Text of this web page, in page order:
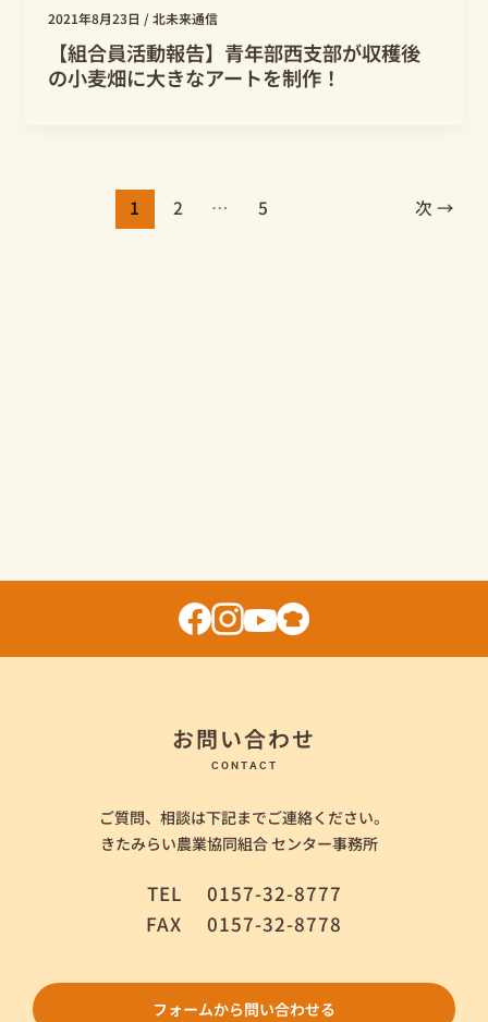
2021年8月23日 /北未来通信
【組合員活動報告】青年部西支部が収穫後
の小麦畑に大きなアートを制作！
1 2 … 5 次 →
お問い合わせ
CONTACT
ご質問、相談は下記までご連絡ください。
きたみらい農業協同組合 センター事務所
TEL 0157-32-8777
FAX 0157-32-8778
フォームから問い合わせる